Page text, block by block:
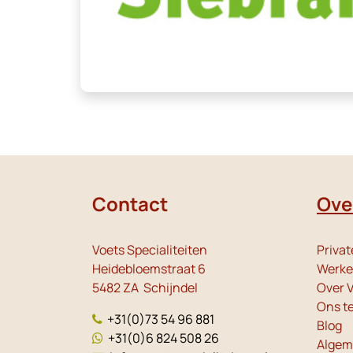
Contact
Voets Specialiteiten
Heidebloemstraat 6
5482 ZA Schijndel
+31(0)73 54 96 881
+31(0)6 824 508 26
Over
Ons
Blog